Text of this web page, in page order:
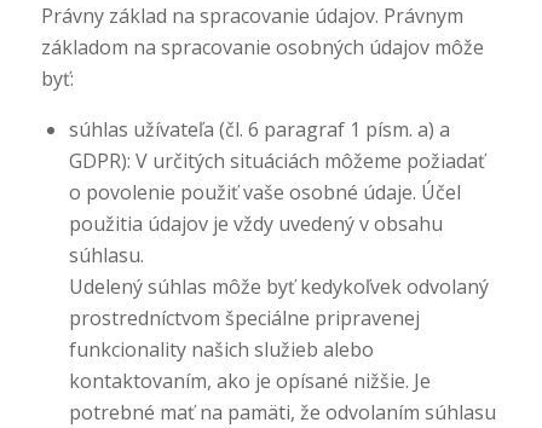
Právny základ na spracovanie údajov. Právnym
základom na spracovanie osobných údajov môže
byť:
súhlas užívateľa (čl. 6 paragraf 1 písm. a) a
GDPR): V určitých situáciách môžeme požiadať
o povolenie použiť vaše osobné údaje. Účel
použitia údajov je vždy uvedený v obsahu
súhlasu.
Udelený súhlas môže byť kedykoľvek odvolaný
prostredníctvom špeciálne pripravenej
funkcionality našich služieb alebo
kontaktovaním, ako je opísané nižšie. Je
potrebné mať na pamäti, že odvolaním súhlasu